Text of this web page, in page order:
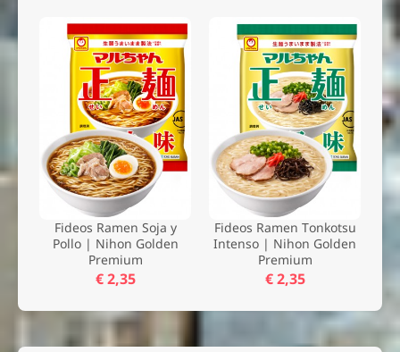
Fideos Ramen Soja y
Pollo | Nihon Golden
Premium
€ 2,35
Fideos Ramen Tonkotsu
Intenso | Nihon Golden
Premium
€ 2,35